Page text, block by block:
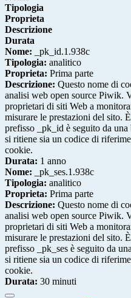
Tipologia
Proprieta
Descrizione
Durata
Nome: _pk_id.1.938c
Tipologia: analitico
Proprieta: Prima parte
Descrizione: Questo nome di
analisi web open source Piwik.
proprietari di siti Web a
misurare le prestazioni del sito.
prefisso _pk_id è seguito da
si ritiene sia un codice di
cookie.
Durata: 1 anno
Nome: _pk_ses.1.938c
Tipologia: analitico
Proprieta: Prima parte
Descrizione: Questo nome di
analisi web open source Piwik.
proprietari di siti Web a
misurare le prestazioni del sito.
prefisso _pk_ses è seguito da
si ritiene sia un codice di
cookie.
Durata: 30 minuti